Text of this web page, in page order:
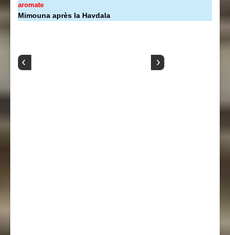
aromate
Mimouna après la Havdala
‹ ›